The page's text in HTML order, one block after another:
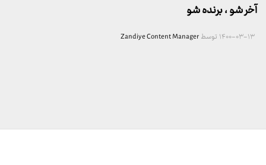
آخر شو ، برنده شو
۱۴۰۰-۰۳-۱۳ توسطZandiye Content Manager